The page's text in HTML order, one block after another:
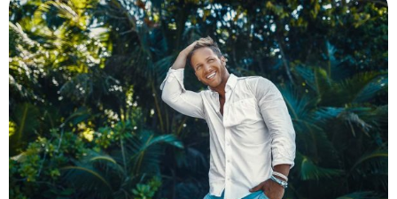
Ковачевиќ
ги
покажа
бруталните
стомачни